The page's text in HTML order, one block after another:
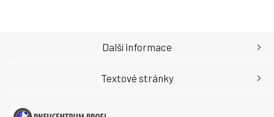
Další informace
Textové stránky